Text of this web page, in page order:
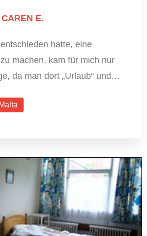
E.
hatte, eine
machen, kam für mich nur
da man dort „Urlaub“ und…
Malta